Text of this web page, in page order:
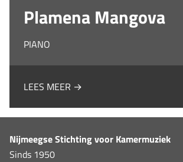
Plamena Mangova
PIANO
LEES MEER →
Nijmeegse Stichting voor Kamermuziek
Sinds 1950